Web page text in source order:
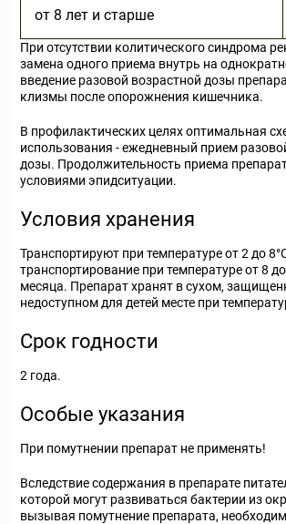
от 8 лет и старше
При отсутствии колитического синдрома
замена одного приема внутрь на
введение разовой возрастной дозы
клизмы после опорожнения кишечника.
В профилактических целях оптимальная
использования - ежедневный прием
дозы. Продолжительность приема
условиями эпидситуации.
Условия хранения
Транспортируют при температуре от 2 до
транспортирование при температуре от 8
месяца. Препарат хранят в сухом,
недоступном для детей месте при
Срок годности
2 года.
Особые указания
При помутнении препарат не применять!
Вследствие содержания в препарате
которой могут развиваться бактерии из
вызывая помутнение препарата,